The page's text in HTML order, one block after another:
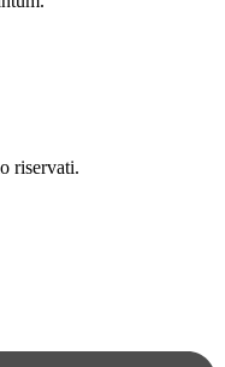
riservati.